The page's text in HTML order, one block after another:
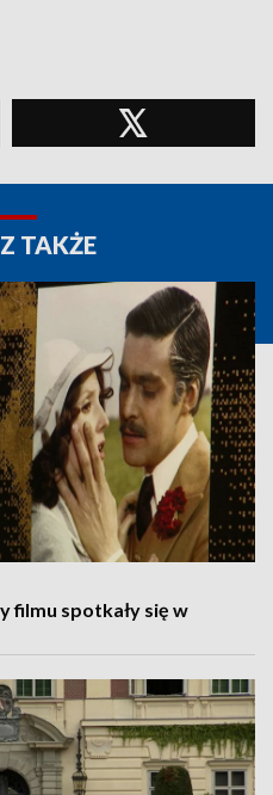
TAKŻE
filmu spotkały się w